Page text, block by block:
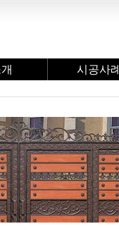
시공사